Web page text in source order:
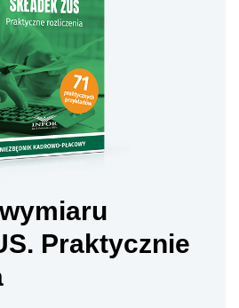
Praktycznie